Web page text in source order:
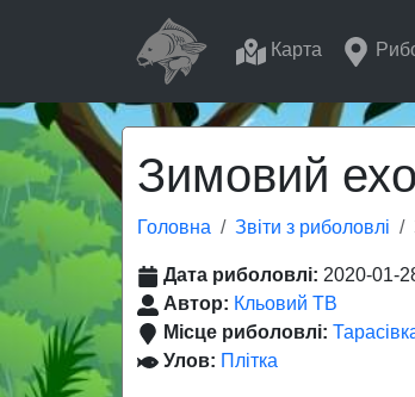
Карта
Зимовий
Головна Звіти з риболовлі
Дата риболовлі: 2020-01-
Автор: Кльовий ТВ
Місце риболовлі:
Улов: Плітка